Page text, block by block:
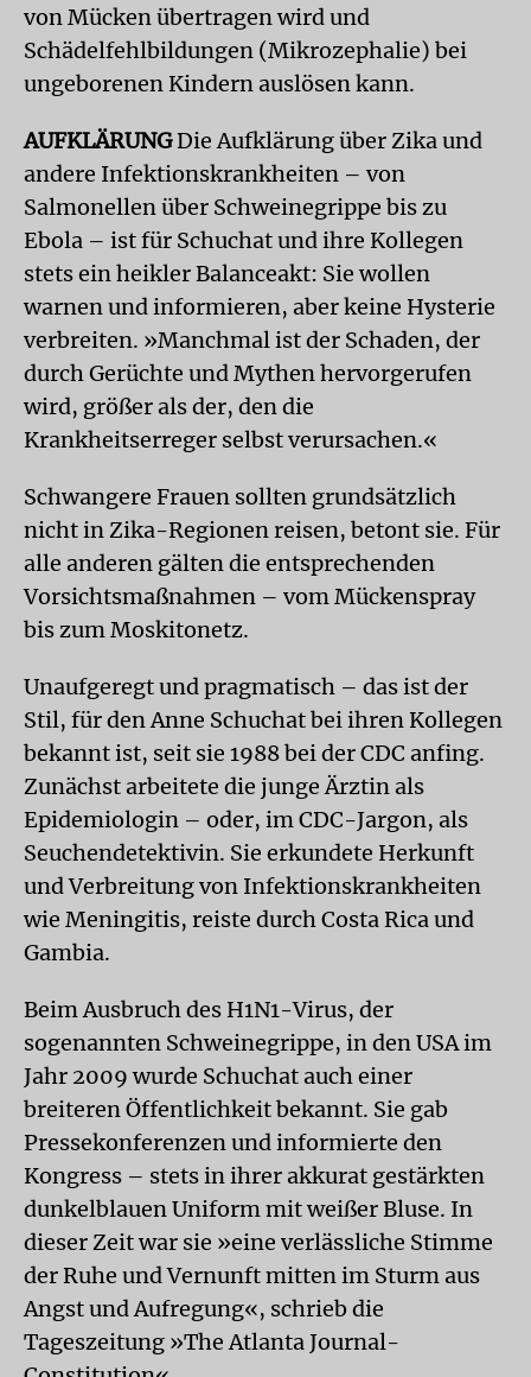
von Mücken übertragen wird und
Schädelfehlbildungen (Mikrozephalie) bei
ungeborenen Kindern auslösen kann.
AUFKLÄRUNGDie Aufklärung über Zika und
andere Infektionskrankheiten – von
Salmonellen über Schweinegrippe bis zu
Ebola – ist für Schuchat und ihre Kollegen
stets ein heikler Balanceakt: Sie wollen
warnen und informieren, aber keine Hysterie
verbreiten. »Manchmal ist der Schaden, der
durch Gerüchte und Mythen hervorgerufen
wird, größer als der, den die
Krankheitserreger selbst verursachen.«
Schwangere Frauen sollten grundsätzlich
nicht in Zika-Regionen reisen, betont sie. Für
alle anderen gälten die entsprechenden
Vorsichtsmaßnahmen – vom Mückenspray
bis zum Moskitonetz.
Unaufgeregt und pragmatisch – das ist der
Stil, für den Anne Schuchat bei ihren Kollegen
bekannt ist, seit sie 1988 bei der CDC anfing.
Zunächst arbeitete die junge Ärztin als
Epidemiologin – oder, im CDC-Jargon, als
Seuchendetektivin. Sie erkundete Herkunft
und Verbreitung von Infektionskrankheiten
wie Meningitis, reiste durch Costa Rica und
Gambia.
Beim Ausbruch des H1N1-Virus, der
sogenannten Schweinegrippe, in den USA im
Jahr 2009 wurde Schuchat auch einer
breiteren Öffentlichkeit bekannt. Sie gab
Pressekonferenzen und informierte den
Kongress – stets in ihrer akkurat gestärkten
dunkelblauen Uniform mit weißer Bluse. In
dieser Zeit war sie »eine verlässliche Stimme
der Ruhe und Vernunft mitten im Sturm aus
Angst und Aufregung«, schrieb die
Tageszeitung »The Atlanta Journal-